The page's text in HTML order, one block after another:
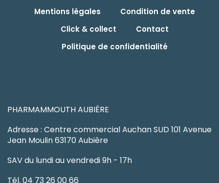
Mentions légales
Condition de vente
Click & collect
Contact
Politique de confidentialité
PHARMAMMOUTH AUBIÉRE
Adresse : Centre commercial Auchan SUD 101 Avenue
Jean Moulin 63170 Aubière
SAV du lundi au vendredi 9h - 17h
Tél. 04 73 26 00 66